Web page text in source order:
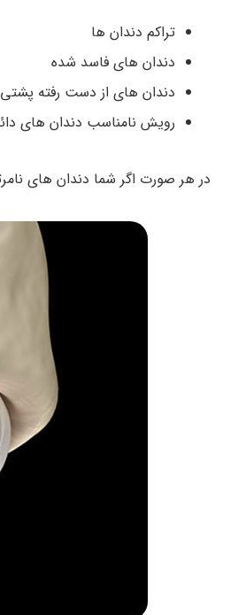
تراکم دندان ها
دندان های فاسد شده
دندان های از دست رفته پشتی
رویش نامناسب دندان های
در هر صورت اگر شما دندان های